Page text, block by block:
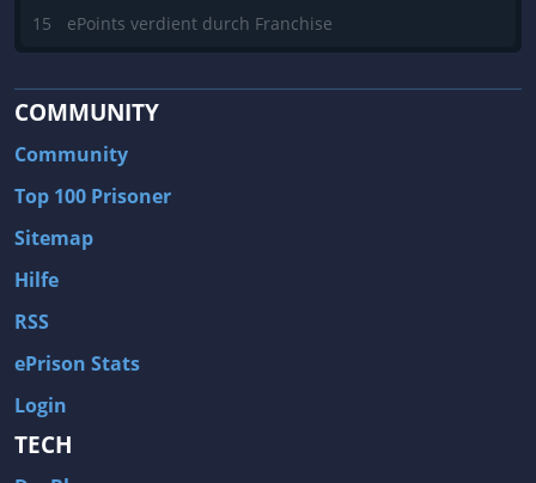
15 ePoints verdient durch Franchise
COMMUNITY
Community
Top 100 Prisoner
Sitemap
Hilfe
RSS
ePrison Stats
Login
TECH